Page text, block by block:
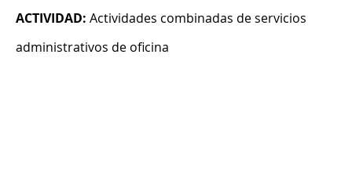
ACTIVIDAD: Actividades combinadas de servicios
administrativos de oficina